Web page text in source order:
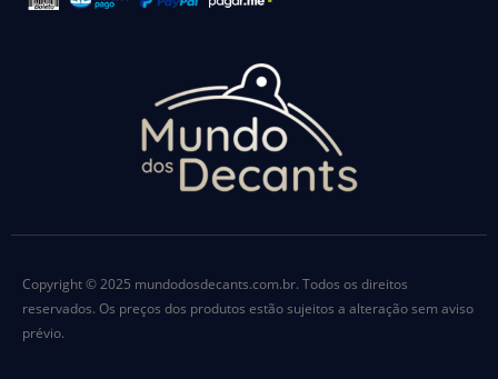
Copyright © 2025 mundodosdecants.com.br. Todos os direitos
reservados. Os preços dos produtos estão sujeitos a alteração sem aviso
prévio.